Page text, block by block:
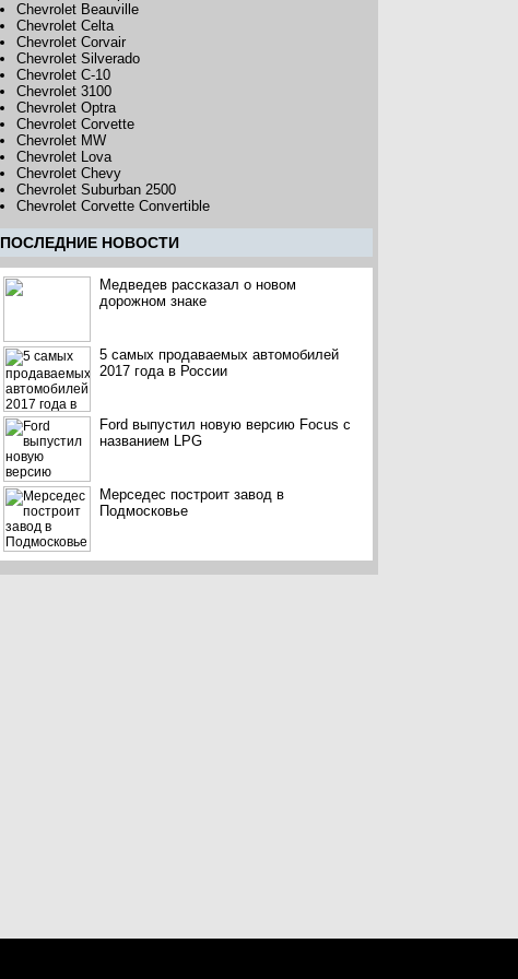
Chevrolet Beauville
Chevrolet Celta
Chevrolet Corvair
Chevrolet Silverado
Chevrolet C-10
Chevrolet 3100
Chevrolet Optra
Chevrolet Corvette
Chevrolet MW
Chevrolet Lova
Chevrolet Chevy
Chevrolet Suburban 2500
Chevrolet Corvette Convertible
ПОCЛЕДНИЕ НОВОСТИ
Медведев рассказал о новом
дорожном знаке
5 самых продаваемых автомобилей
2017 года в России
Ford выпустил новую версию Focus с
названием LPG
Мерседес построит завод в
Подмосковье